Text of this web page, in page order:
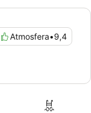
Atmosfera•9,4